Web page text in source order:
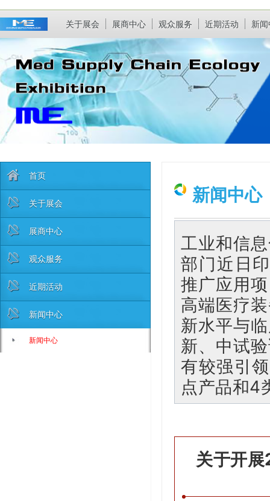
关于展会 展商中心 观众服务 近期活动 新
首页
关于展会
展商中心
观众服务
近期活动
新闻中心
新闻中心
新闻中心
工业和信
部门近日
推广应用
高端医疗
新水平与
新、中试
有较强引
点产品和4
关于开